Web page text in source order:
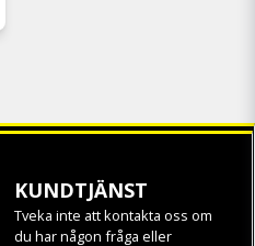
KUNDTJÄNST
Tveka inte att kontakta oss om
du har någon fråga eller